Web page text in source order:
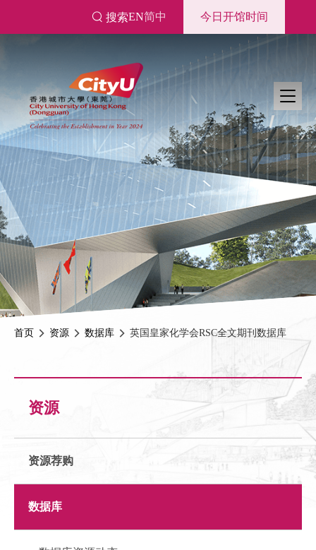
搜索EN简中 今日开馆时间
首页 资源 数据库 英国皇家化学会RSC全文期刊数据库
资源
资源荐购
数据库